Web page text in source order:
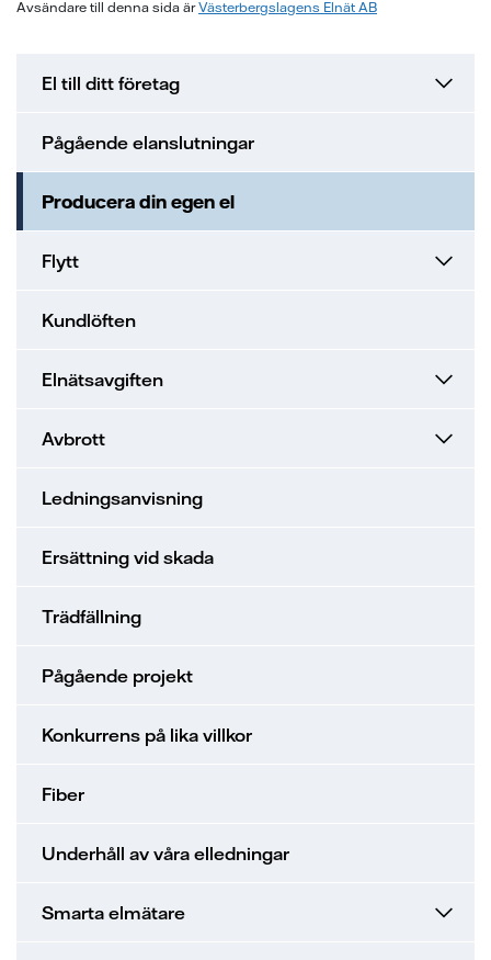
Avsändare till denna sida ärVästerbergslagens Elnät AB
El till ditt företag
Pågående elanslutningar
Producera din egen el
Flytt
Kundlöften
Elnätsavgiften
Avbrott
Ledningsanvisning
Ersättning vid skada
Trädfällning
Pågående projekt
Konkurrens på lika villkor
Fiber
Underhåll av våra elledningar
Smarta elmätare